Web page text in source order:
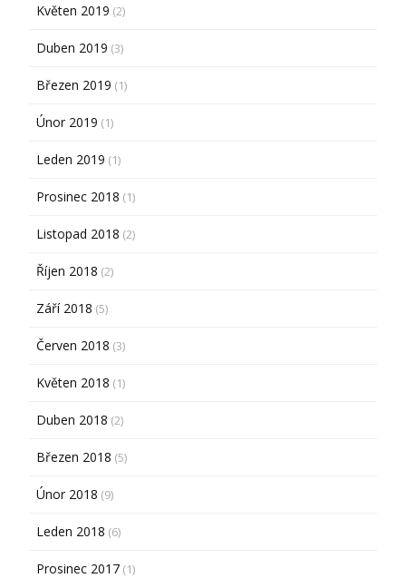
Květen 2019 (2)
Duben 2019 (3)
Březen 2019 (1)
Únor 2019 (1)
Leden 2019 (1)
Prosinec 2018 (1)
Listopad 2018 (2)
Říjen 2018 (2)
Září 2018 (5)
Červen 2018 (3)
Květen 2018 (1)
Duben 2018 (2)
Březen 2018 (5)
Únor 2018 (9)
Leden 2018 (6)
Prosinec 2017 (1)